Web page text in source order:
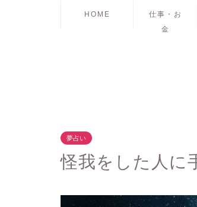
HOME
仕事・お
金
夢占い
怪我をした人に